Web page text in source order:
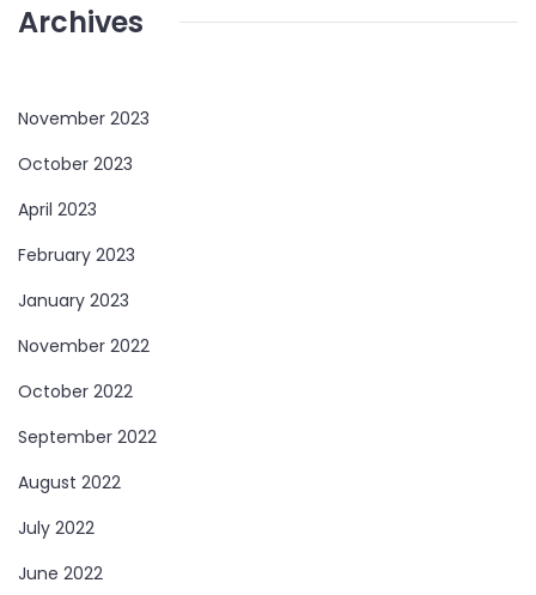
Archives
November 2023
October 2023
April 2023
February 2023
January 2023
November 2022
October 2022
September 2022
August 2022
July 2022
June 2022